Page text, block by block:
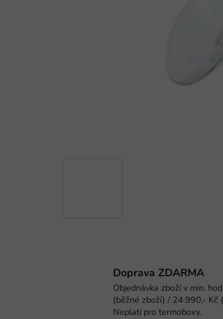
Doprava ZDARMA
Objednávka zboží v min.
(běžné zboží) / 24.990,- Kč
Neplatí pro termoboxy.